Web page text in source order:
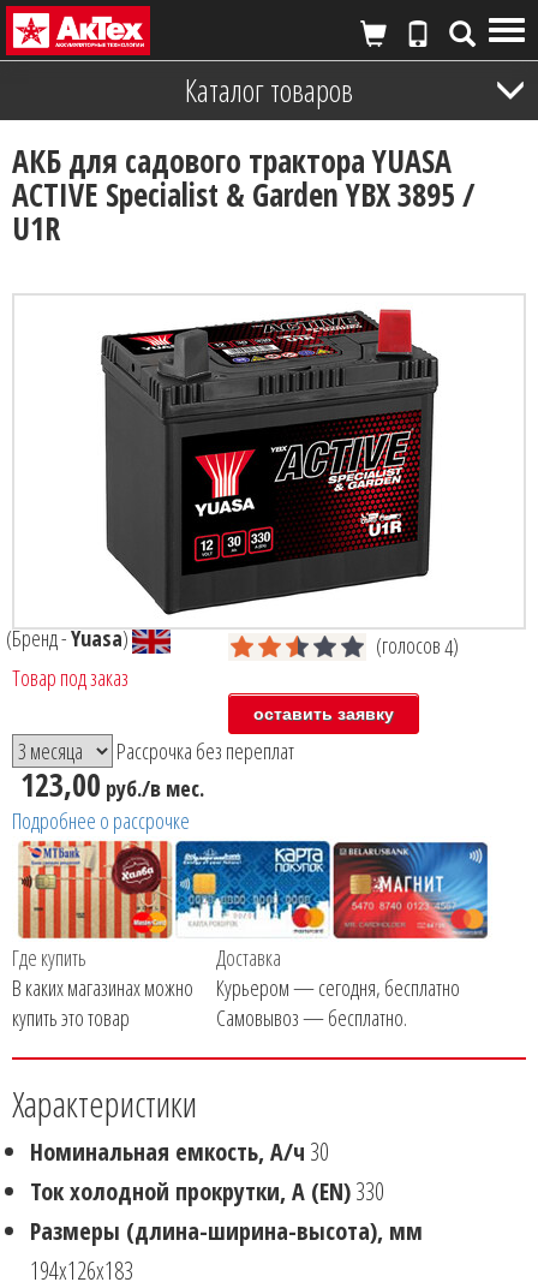
Каталог товаров
АКБ для садового трактора YUASA
ACTIVE Specialist & Garden YBX 3895 /
U1R
(Бренд -Yuasa) (голосов4)
Товар под заказ
Рассрочка без переплат
123,00 руб./в мес.
Подробнее о рассрочке
Где купить
В каких магазинах можно
купить это товар
Доставка
Курьером — сегодня, бесплатно
Самовывоз — бесплатно.
Характеристики
Номинальная емкость, А/ч 30
Ток холодной прокрутки, А (EN)330
Размеры (длина-ширина-высота), мм
194x126x183